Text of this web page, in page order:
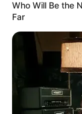
METRO
YONDÓ -
Who Will Be the
Far